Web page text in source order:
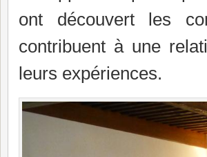
ont découvert les
contribuent à une
leurs expériences.